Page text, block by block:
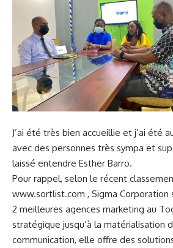
J’ai été très bien accueillie et j’ai été
avec des personnes très sympa et
laissé entendre Esther Barro.
Pour rappel, selon le récent
www.sortlist.com , Sigma Corporation
2 meilleures agences marketing au
stratégique jusqu’à la matérialisation
communication, elle offre des